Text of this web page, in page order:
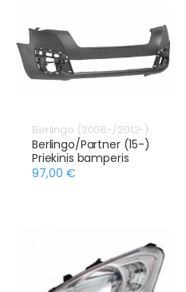
Berlingo (2008-/2012-)
Berlingo/Partner (15-)
Priekinis bamperis
97,00 €